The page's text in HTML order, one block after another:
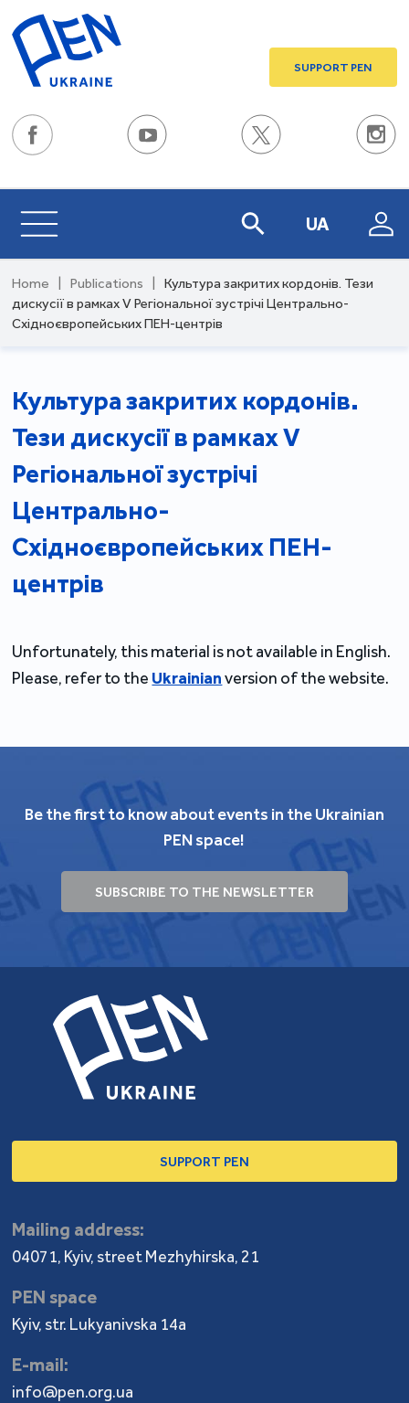
SUPPORT PEN
UA
Home Publications
Культура закритих кордонів. Тези
дискусії в рамках V Регіональної зустрічі Центрально-
Східноєвропейських ПЕН-центрів
Культура закритих кордонів.
Тези дискусії в рамках V
Регіональної зустрічі
Центрально-
Східноєвропейських ПЕН-
центрів
Unfortunately, this material is not available in English.
Please, refer to the Ukrainianversion of the website.
Be the first to know about events in the Ukrainian
PEN space!
SUBSCRIBE TO THE NEWSLETTER
SUPPORT PEN
Mailing address:
04071, Kyiv, street Mezhyhirska, 21
PEN space
Kyiv, str. Lukyanivska 14a
E-mail:
info@pen.org.ua